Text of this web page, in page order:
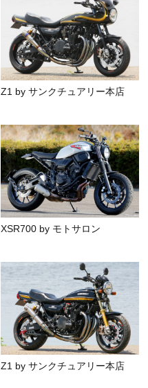
Z1 by サンクチュアリー本店
XSR700 by モトサロン
Z1 by サンクチュアリー本店